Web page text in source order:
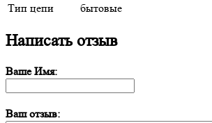
Тип цепи
бытовые
Написать отзыв
Ваше Имя:
Ваш отзыв: